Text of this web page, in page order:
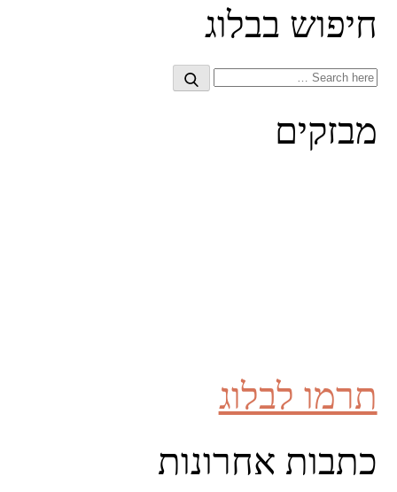
חיפוש בבלוג
Search
Search
מבזקים
תרמו לבלוג
כתבות אחרונות